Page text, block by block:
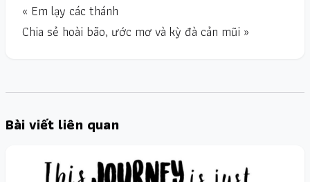
« Em lạy các thánh
Chia sẻ hoài bão, ước mơ và kỳ đà cản mũi »
Bài viết liên quan